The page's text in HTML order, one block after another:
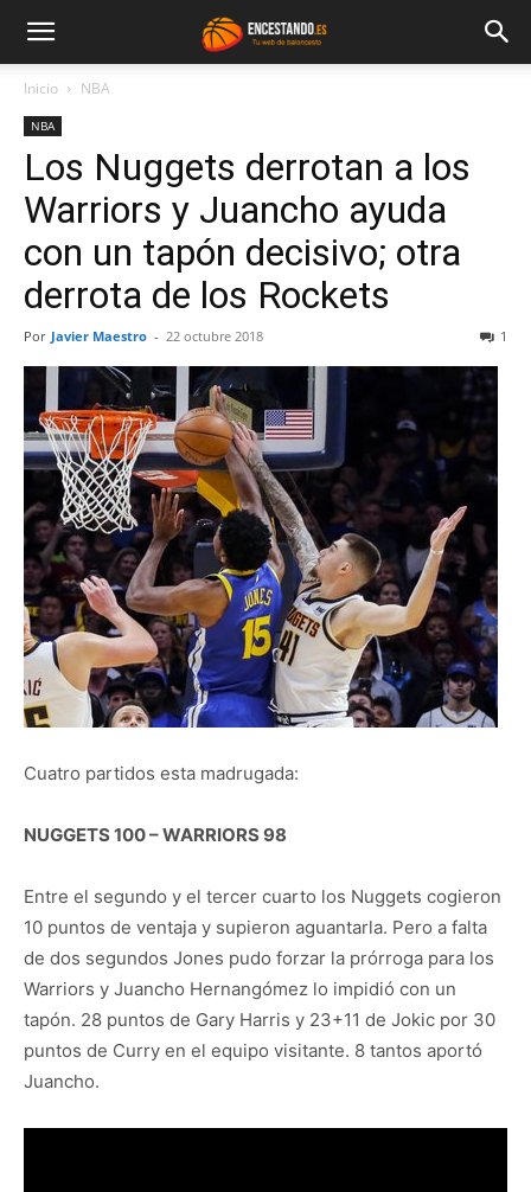
Inicio NBA
NBA
Los Nuggets derrotan a los
Warriors y Juancho ayuda
con un tapón decisivo; otra
derrota de los Rockets
Por Javier Maestro - 22 octubre 2018 1
Cuatro partidos esta madrugada:
NUGGETS 100 – WARRIORS 98
Entre el segundo y el tercer cuarto los Nuggets cogieron
10 puntos de ventaja y supieron aguantarla. Pero a falta
de dos segundos Jones pudo forzar la prórroga para los
Warriors y Juancho Hernangómez lo impidió con un
tapón. 28 puntos de Gary Harris y 23+11 de Jokic por 30
puntos de Curry en el equipo visitante. 8 tantos aportó
Juancho.